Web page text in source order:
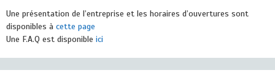
Une présentation de l’entreprise et les horaires d’ouvertures sont
disponibles à cette page
Une F.A.Q est disponible ici